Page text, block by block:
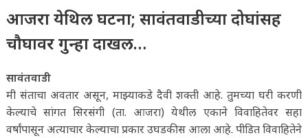
आजरा येथिल घटना; सावंतवाडीच्या दोघांसह
चौघावर गुन्हा दाखल…
सावंतवाडी
मी संताचा अवतार असून, माझ्याकडे दैवी शक्ती आहे. तुमच्या घरी करणी
केल्याचे सांगत सिरसंगी (ता. आजरा) येथील एकाने विवाहितेवर सहा
वर्षांपासून अत्याचार केल्याचा प्रकार उघडकीस आला आहे. पीडित विवाहितेने